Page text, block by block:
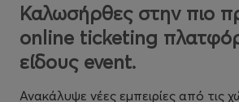
Καλωσήρθες στην πιο
online ticketing
είδους event.
Ανακάλυψε νέες εμπειρίες από τις